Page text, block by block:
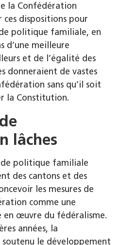
la Confédération
ces dispositions pour
politique familiale, en
d’une meilleure
et de l’égalité des
donneraient de vastes
sans qu’il soit
la Constitution.
lâches
de politique familiale
des cantons et des
les mesures de
comme une
en œuvre du fédéralisme.
années, la
le développement